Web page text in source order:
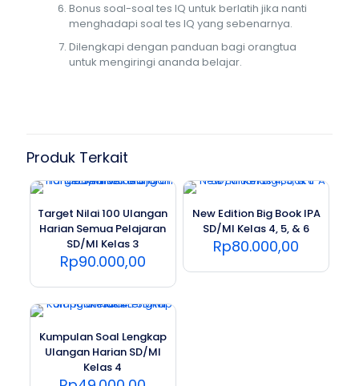
Bonus soal-soal tes IQ untuk berlatih jika nanti
menghadapi soal tes IQ yang sebenarnya.
Dilengkapi dengan panduan bagi orangtua
untuk mengiringi ananda belajar.
Produk Terkait
Target Nilai 100 Ulangan
Harian Semua Pelajaran
SD/MI Kelas 3
Rp90.000,00
New Edition Big Book IPA
SD/MI Kelas 4, 5, & 6
Rp80.000,00
Kumpulan Soal Lengkap
Ulangan Harian SD/MI
Kelas 4